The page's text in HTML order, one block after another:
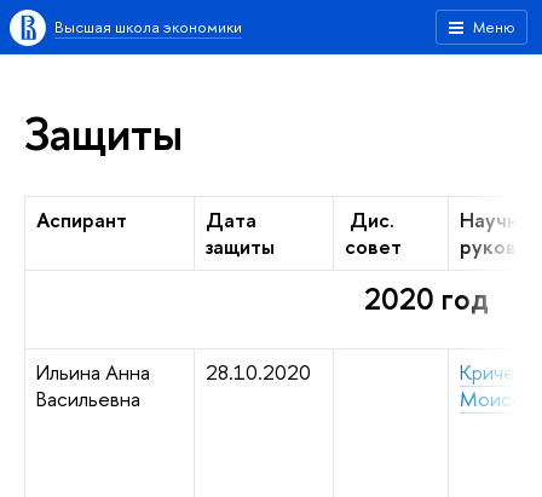
Меню
Высшая школа экономики
Защиты
Аспирант
Дата
защиты
Дис.
совет
Научный
2020 год
Ильина Анна
Васильевна
28.10.2020